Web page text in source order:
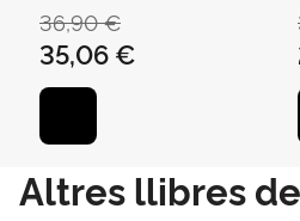
PASTOR HARO,
ARANCHA / SÁNCHEZ
CUADRADO, ADOLFO /
SOLER MONTES,
ESCOLAR, CARMEN /
36,90 €
35,06 €
Altres llibres